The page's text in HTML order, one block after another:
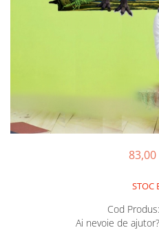
Sticker Harta Lumii
Stickere Perete Pentru Camera
Stickere pentru Scari
83,00
STOC
Cod Produs:
Ai nevoie de ajutor?